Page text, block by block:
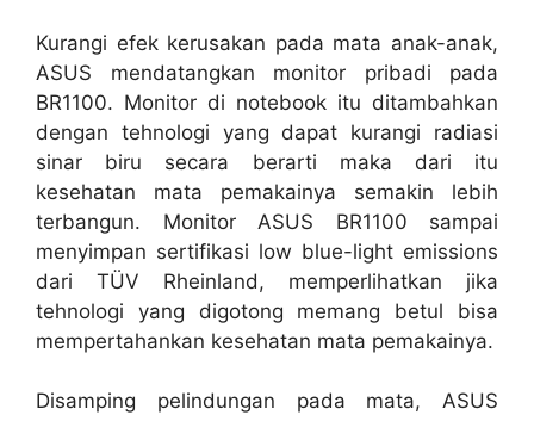
Kurangi efek kerusakan pada mata anak-anak,
ASUS mendatangkan monitor pribadi pada
BR1100. Monitor di notebook itu ditambahkan
dengan tehnologi yang dapat kurangi radiasi
sinar biru secara berarti maka dari itu
kesehatan mata pemakainya semakin lebih
terbangun. Monitor ASUS BR1100 sampai
menyimpan sertifikasi low blue-light emissions
dari TÜV Rheinland, memperlihatkan jika
tehnologi yang digotong memang betul bisa
mempertahankan kesehatan mata pemakainya.
Disamping pelindungan pada mata, ASUS